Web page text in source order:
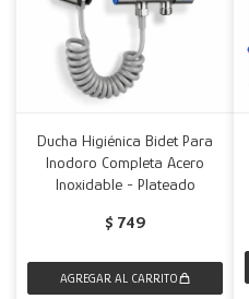
Ducha Higiénica Bidet Para
Inodoro Completa Acero
Inoxidable - Plateado
$ 749